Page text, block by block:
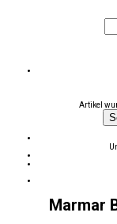
Artikel
Marmar